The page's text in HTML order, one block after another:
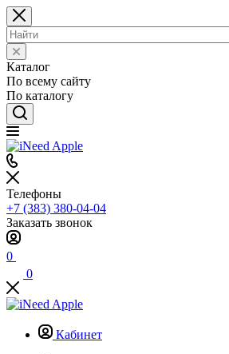
Каталог
По всему сайту
По каталогу
Телефоны
+7 (383) 380-04-04
Заказать звонок
0
0
Кабинет